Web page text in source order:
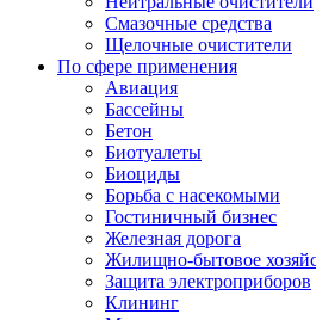
Смазочные средства
Щелочные очистители
По сфере применения
Авиация
Бассейны
Бетон
Биотуалеты
Биоциды
Борьба с насекомыми
Гостиничный бизнес
Железная дорога
Жилищно-бытовое
Защита электроприборов
Клининг